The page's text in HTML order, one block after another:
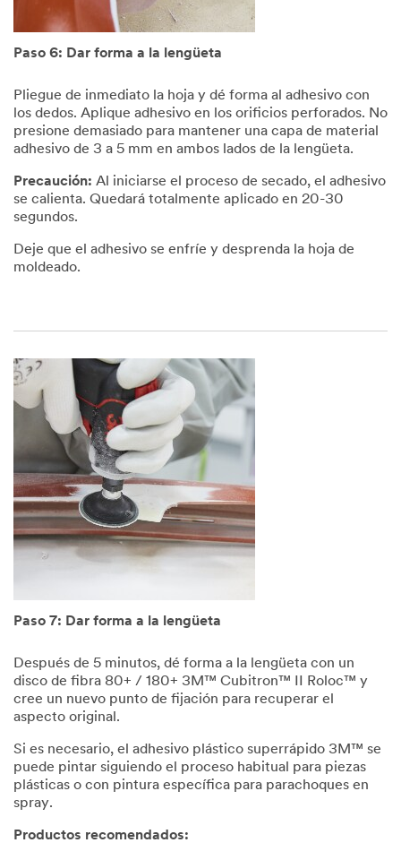
Paso 6: Dar forma a la lengüeta
Pliegue de inmediato la hoja y dé forma al adhesivo con
los dedos. Aplique adhesivo en los orificios perforados. No
presione demasiado para mantener una capa de material
adhesivo de 3 a 5 mm en ambos lados de la lengüeta.
Precaución: Al iniciarse el proceso de secado, el adhesivo
se calienta. Quedará totalmente aplicado en 20-30
segundos.
Deje que el adhesivo se enfríe y desprenda la hoja de
moldeado.
Paso 7: Dar forma a la lengüeta
Después de 5 minutos, dé forma a la lengüeta con un
disco de fibra 80+ / 180+ 3M™ Cubitron™ II Roloc™ y
cree un nuevo punto de fijación para recuperar el
aspecto original.
Si es necesario, el adhesivo plástico superrápido 3M™ se
puede pintar siguiendo el proceso habitual para piezas
plásticas o con pintura específica para parachoques en
spray.
Productos recomendados: